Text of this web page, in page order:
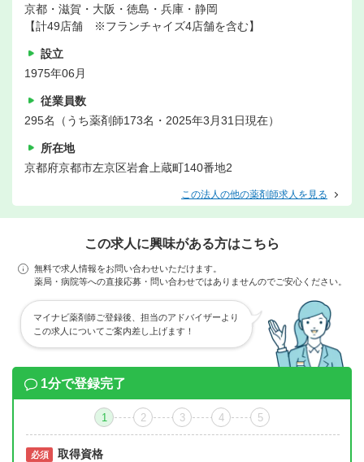
京都・滋賀・大阪・徳島・兵庫・静岡
【計49店舗 ※フランチャイズ4店舗を含む】
設立
1975年06月
従業員数
295名（うち薬剤師173名・2025年3月31日現在）
所在地
京都府京都市左京区岩倉上蔵町140番地2
この法人の他の薬剤師求人を見る
この求人に興味がある方はこちら
無料で求人情報をお問い合わせいただけます。
薬局・病院等への直接応募・問い合わせではありませんのでご安心ください。
マイナビ薬剤師ご登録後、担当のアドバイザーより
この求人についてご案内差し上げます！
1分で登録完了
1 2 3 4 5
必須 取得資格